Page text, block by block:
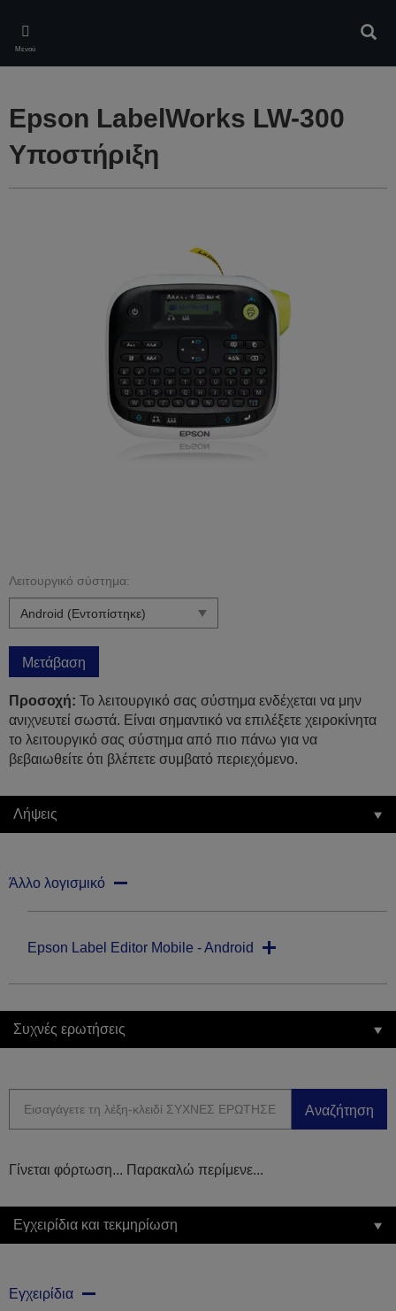
main
content
Μενού
Epson LabelWorks LW-300
Υποστήριξη
Λειτουργικό σύστημα:
Μετάβαση
Προσοχή: Το λειτουργικό σας σύστημα ενδέχεται να μην
ανιχνευτεί σωστά. Είναι σημαντικό να επιλέξετε χειροκίνητα
το λειτουργικό σας σύστημα από πιο πάνω για να
βεβαιωθείτε ότι βλέπετε συμβατό περιεχόμενο.
Λήψεις
Άλλο λογισμικό
Epson Label Editor Mobile - Android
Συχνές ερωτήσεις
Αναζήτηση
Γίνεται φόρτωση... Παρακαλώ περίμενε...
Εγχειρίδια και τεκμηρίωση
Εγχειρίδια